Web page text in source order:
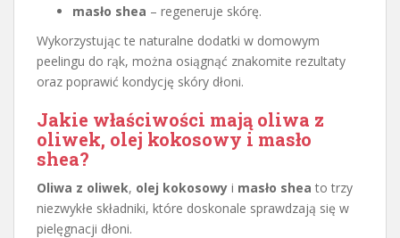
masło shea – regeneruje skórę.
Wykorzystując te naturalne dodatki w domowym
peelingu do rąk, można osiągnąć znakomite rezultaty
oraz poprawić kondycję skóry dłoni.
Jakie właściwości mają oliwa z
oliwek, olej kokosowy i masło
shea?
Oliwa z oliwek, olej kokosowy i masło shea to trzy
niezwykłe składniki, które doskonale sprawdzają się w
pielęgnacji dłoni.